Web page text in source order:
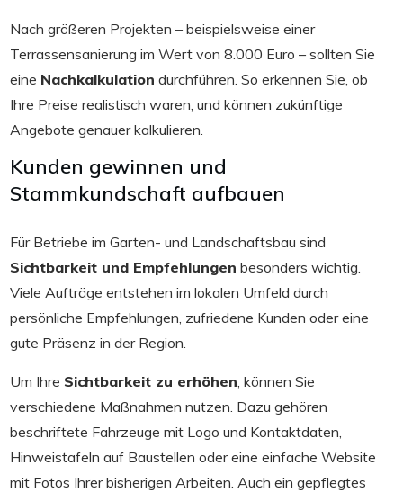
Nach größeren Projekten – beispielsweise einer
Terrassensanierung im Wert von 8.000 Euro – sollten Sie
eine Nachkalkulation durchführen. So erkennen Sie, ob
Ihre Preise realistisch waren, und können zukünftige
Angebote genauer kalkulieren.
Kunden gewinnen und
Stammkundschaft aufbauen
Für Betriebe im Garten- und Landschaftsbau sind
Sichtbarkeit und Empfehlungen besonders wichtig.
Viele Aufträge entstehen im lokalen Umfeld durch
persönliche Empfehlungen, zufriedene Kunden oder eine
gute Präsenz in der Region.
Um Ihre Sichtbarkeit zu erhöhen , können Sie
verschiedene Maßnahmen nutzen. Dazu gehören
beschriftete Fahrzeuge mit Logo und Kontaktdaten,
Hinweistafeln auf Baustellen oder eine einfache Website
mit Fotos Ihrer bisherigen Arbeiten. Auch ein gepflegtes